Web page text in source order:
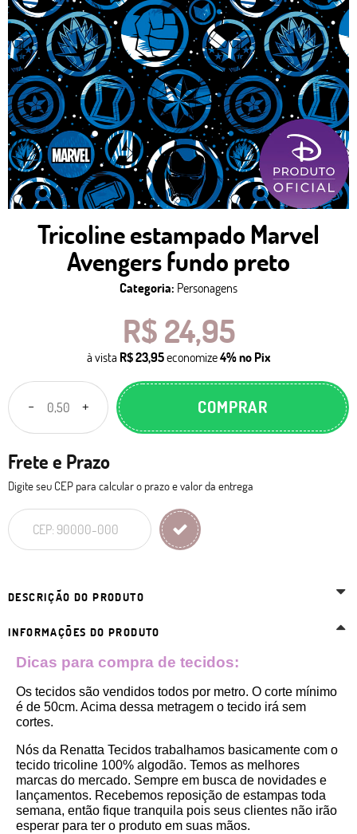
Tricoline estampado Marvel
Avengers fundo preto
Categoria: Personagens
R$ 24,95
à vista R$ 23,95economize4%no Pix
COMPRAR
Frete e Prazo
Digite seu CEP para calcular o prazo e valor da entrega
DESCRIÇÃO DO PRODUTO
INFORMAÇÕES DO PRODUTO
Dicas para compra de tecidos:
Os tecidos são vendidos todos por metro. O corte mínimo
é de 50cm. Acima dessa metragem o tecido irá sem
cortes.
Nós da Renatta Tecidos trabalhamos basicamente com o
tecido tricoline 100% algodão. Temos as melhores
marcas do mercado. Sempre em busca de novidades e
lançamentos. Recebemos reposição de estampas toda
semana, então fique tranquila pois seus clientes não irão
esperar para ter o produto em suas mãos.